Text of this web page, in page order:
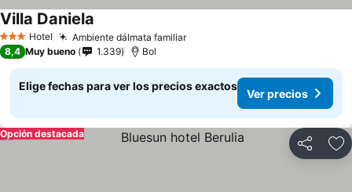
3 Estrellas
Hotel Ambiente dálmata familiar
Villa Daniela
8,4 Muy bueno 1.339 Bol
Elige fechas para ver los precios exactos
Ver precios
Compartir
Opción destacada